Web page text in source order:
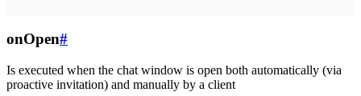
onOpen#
Is executed when the chat window is open both automatically (via
proactive invitation) and manually by a client